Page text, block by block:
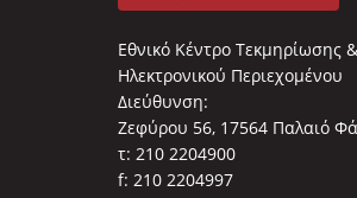
Εθνικό Κέντρο Τεκμηρίωσης &
Ηλεκτρονικού Περιεχομένου
Διεύθυνση:
Ζεφύρου 56, 17564 Παλαιό
τ: 210 2204900
f: 210 2204997